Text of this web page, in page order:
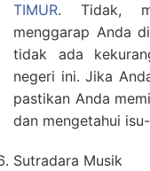
TIMUR. Tidak,
menggarap Anda
tidak ada
negeri ini. Jika
pastikan Anda
dan mengetahui
Sutradara Musik